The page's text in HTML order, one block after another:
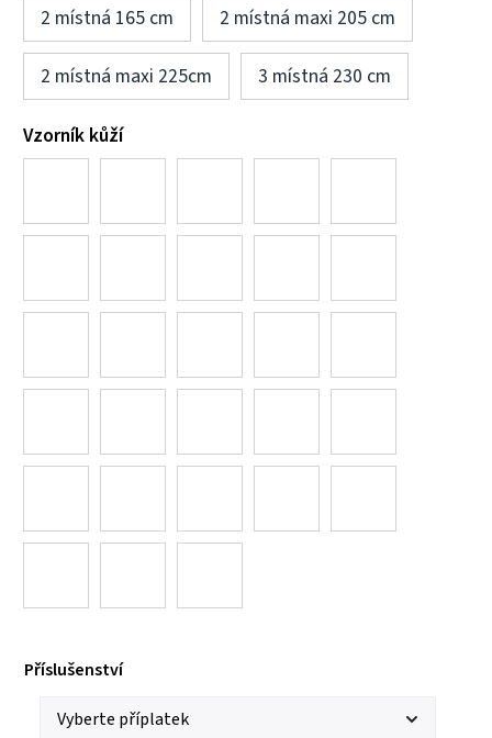
2 místná 165 cm 2 místná maxi 205 cm
2 místná maxi 225cm 3 místná 230 cm
Vzorník kůží
Příslušenství